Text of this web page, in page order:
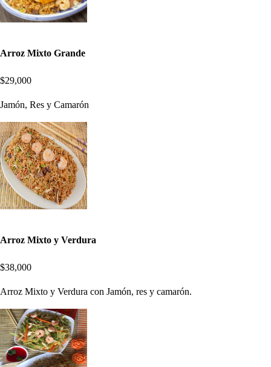
Arroz Mixto Grande
$29,000
Jamón, Res y Camarón
Arroz Mixto y Verdura
$38,000
Arroz Mixto y Verdura con Jamón, res y camarón.